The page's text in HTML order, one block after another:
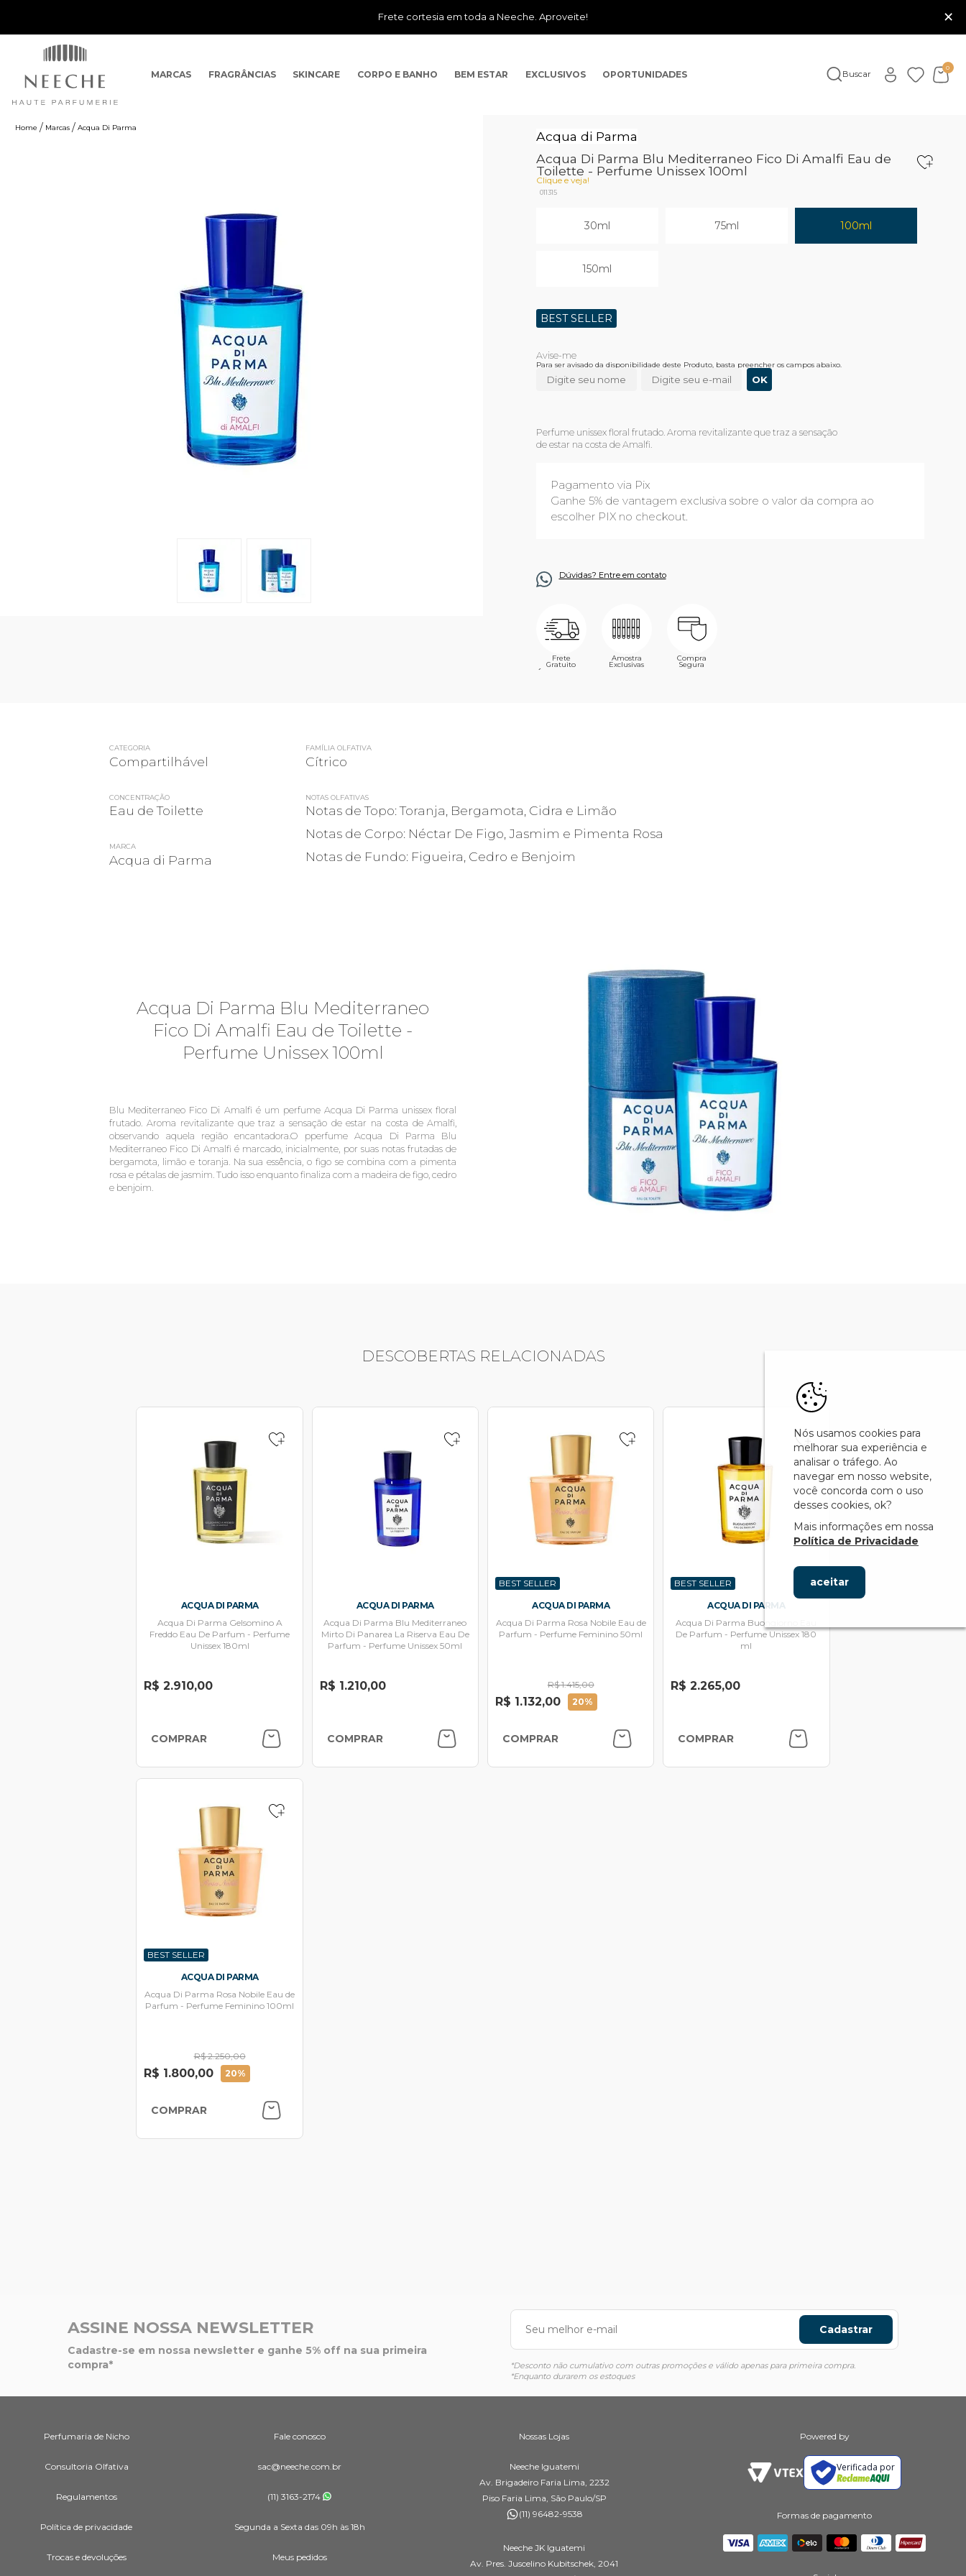
Frete cortesia em toda a Neeche. Aproveite! ×
MARCAS FRAGRÂNCIAS SKINCARE CORPO E BANHO BEM ESTAR EXCLUSIVOS OPORTUNIDADES Buscar
0
Marcas Acqua Di Parma
Acqua di Parma
Acqua Di Parma Blu Mediterraneo Fico Di Amalfi Eau de
Toilette - Perfume Unissex 100ml
Clique e veja!
011315
30ml 75ml 100ml
150ml
BEST SELLER
Para ser avisado da disponibilidade deste Produto, basta preencher os campos abaixo.
Perfume unissex floral frutado. Aroma revitalizante que traz a sensação
de estar na costa de Amalfi.
Pagamento via Pix
Ganhe 5% de vantagem exclusiva sobre o valor da compra ao
escolher PIX no checkout.
Dúvidas? Entre em contato
Frete
Gratuito
Amostra
Exclusivas
Compra
Segura
´
CATEGORIA
Compartilhável
CONCENTRAÇÃO
Eau de Toilette
MARCA
Acqua di Parma
FAMÍLIA OLFATIVA
Cítrico
NOTAS OLFATIVAS
Notas de Topo: Toranja, Bergamota, Cidra e Limão
Notas de Corpo: Néctar De Figo, Jasmim e Pimenta Rosa
Notas de Fundo: Figueira, Cedro e Benjoim
Acqua Di Parma Blu Mediterraneo
Fico Di Amalfi Eau de Toilette -
Perfume Unissex 100ml
Blu Mediterraneo Fico Di Amalfi é um perfume Acqua Di Parma unissex floral
frutado. Aroma revitalizante que traz a sensação de estar na costa de Amalfi,
observando aquela região encantadora.O pperfume Acqua Di Parma Blu
Mediterraneo Fico Di Amalfi é marcado, inicialmente, por suas notas frutadas de
bergamota, limão e toranja. Na sua essência, o figo se combina com a pimenta
rosa e pétalas de jasmim. Tudo isso enquanto finaliza com a madeira de figo, cedro
e benjoim.
DESCOBERTAS RELACIONADAS
ACQUA DI PARMA
Acqua Di Parma Gelsomino A
Freddo Eau De Parfum - Perfume
Unissex 180ml
R$ 2.910,00
COMPRAR
ACQUA DI PARMA
Acqua Di Parma Blu Mediterraneo
Mirto Di Panarea La Riserva Eau De
Parfum - Perfume Unissex 50ml
R$ 1.210,00
COMPRAR
BEST SELLER
ACQUA DI PARMA
Acqua Di Parma Rosa Nobile Eau de
Parfum - Perfume Feminino 50ml
R$ 1.415,00
R$ 1.132,00 20%
COMPRAR
BEST SELLER
ACQUA DI PARMA
Acqua Di Parma Buongiorno Eau
De Parfum - Perfume Unissex 180
ml
R$ 2.265,00
COMPRAR
BEST SELLER
ACQUA DI PARMA
Acqua Di Parma Rosa Nobile Eau de
Parfum - Perfume Feminino 100ml
R$ 2.250,00
R$ 1.800,00 20%
COMPRAR
ASSINE NOSSA NEWSLETTER
Cadastre-se em nossa newsletter e ganhe 5% off na sua primeira
compra*
Cadastrar
*Desconto não cumulativo com outras promoções e válido apenas para primeira compra.
*Enquanto durarem os estoques
Perfumaria de Nicho
Consultoria Olfativa
Regulamentos
Política de privacidade
Trocas e devoluções
Fale conosco
sac@neeche.com.br
(11) 3163-2174
Segunda a Sexta das 09h às 18h
Meus pedidos
Nossas Lojas
Neeche Iguatemi
Av. Brigadeiro Faria Lima, 2232
Piso Faria Lima, São Paulo/SP
(11) 96482-9538
Neeche JK Iguatemi
Av. Pres. Juscelino Kubitschek, 2041
Powered by
Verificada por
Formas de pagamento
Nós usamos cookies para
melhorar sua experiência e
analisar o tráfego. Ao
navegar em nosso website,
você concorda com o uso
desses cookies, ok?
Mais informações em nossa
Política de Privacidade
aceitar